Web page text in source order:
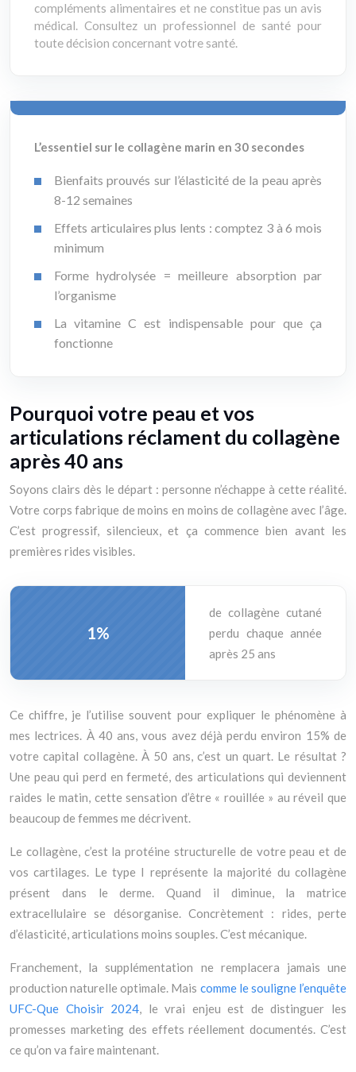
compléments alimentaires et ne constitue pas un avis
médical. Consultez un professionnel de santé pour
toute décision concernant votre santé.
L’essentiel sur le collagène marin en 30 secondes
Bienfaits prouvés sur l’élasticité de la peau après
8-12 semaines
Effets articulaires plus lents : comptez 3 à 6 mois
minimum
Forme hydrolysée = meilleure absorption par
l’organisme
La vitamine C est indispensable pour que ça
fonctionne
Pourquoi votre peau et vos
articulations réclament du collagène
après 40 ans
Soyons clairs dès le départ : personne n’échappe à cette réalité.
Votre corps fabrique de moins en moins de collagène avec l’âge.
C’est progressif, silencieux, et ça commence bien avant les
premières rides visibles.
1%
de collagène cutané
perdu chaque année
après 25 ans
Ce chiffre, je l’utilise souvent pour expliquer le phénomène à
mes lectrices. À 40 ans, vous avez déjà perdu environ 15% de
votre capital collagène. À 50 ans, c’est un quart. Le résultat ?
Une peau qui perd en fermeté, des articulations qui deviennent
raides le matin, cette sensation d’être « rouillée » au réveil que
beaucoup de femmes me décrivent.
Le collagène, c’est la protéine structurelle de votre peau et de
vos cartilages. Le type I représente la majorité du collagène
présent dans le derme. Quand il diminue, la matrice
extracellulaire se désorganise. Concrètement : rides, perte
d’élasticité, articulations moins souples. C’est mécanique.
Franchement, la supplémentation ne remplacera jamais une
production naturelle optimale. Mais comme le souligne l’enquête
UFC-Que Choisir 2024, le vrai enjeu est de distinguer les
promesses marketing des effets réellement documentés. C’est
ce qu’on va faire maintenant.